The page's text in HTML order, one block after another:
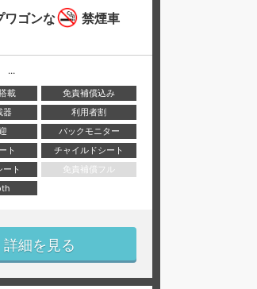
ゴンな
禁煙車
...
載
免責補償込み
器
利用者割
バックモニター
ト
チャイルドシート
ト
免責補償フル
詳細を見る